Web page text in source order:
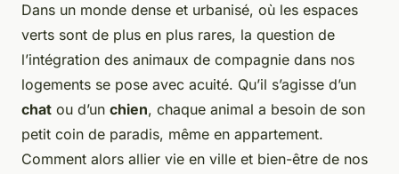
Dans un monde dense et urbanisé, où les espaces
verts sont de plus en plus rares, la question de
l’intégration des animaux de compagnie dans nos
logements se pose avec acuité. Qu’il s’agisse d’un
chat ou d’un chien, chaque animal a besoin de son
petit coin de paradis, même en appartement.
Comment alors allier vie en ville et bien-être de nos